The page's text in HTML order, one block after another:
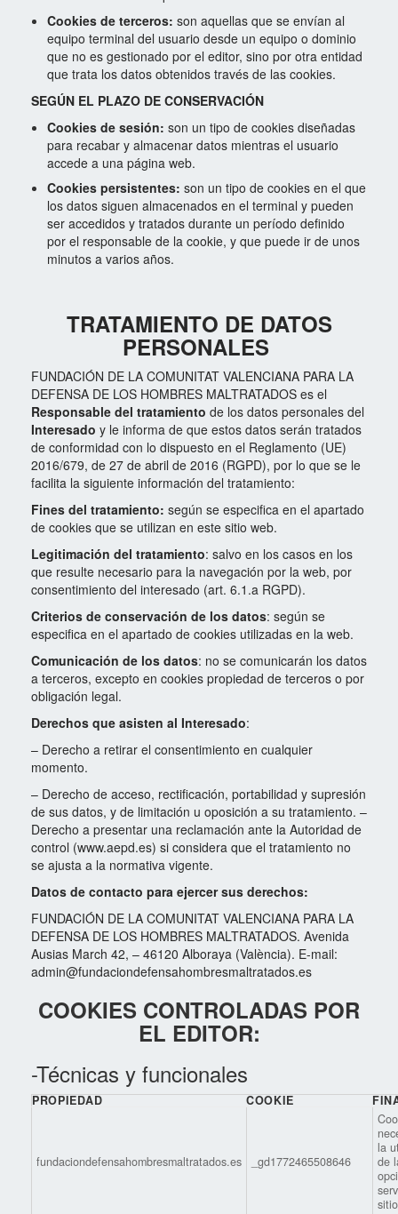
Cookies de terceros: son aquellas que se envían al
equipo terminal del usuario desde un equipo o dominio
que no es gestionado por el editor, sino por otra entidad
que trata los datos obtenidos través de las cookies.
SEGÚN EL PLAZO DE CONSERVACIÓN
Cookies de sesión: son un tipo de cookies diseñadas
para recabar y almacenar datos mientras el usuario
accedea una página web.
Cookies persistentes: son un tipo de cookies en el que
los datos siguen almacenados en el terminal y pueden
ser accedidos y tratados durante un período definido
por el responsable de la cookie, y que puede ir de unos
minutos a varios años.
TRATAMIENTO DE DATOS
PERSONALES
FUNDACIÓN DE LA COMUNITAT VALENCIANA PARA LA
DEFENSA DE LOS HOMBRES MALTRATADOS es el
Responsable del tratamiento de los datos personales del
Interesado y le informa de que estos datos serán tratados
de conformidad con lo dispuesto en el Reglamento (UE)
2016/679, de 27 de abril de 2016 (RGPD), por lo que se le
facilita la siguiente información del tratamiento:
Fines del tratamiento: según se especifica en el apartado
de cookies que se utilizan en este sitio web.
Legitimación del tratamiento: salvo en los casos en los
que resulte necesario para la navegación por la web, por
consentimiento del interesado (art. 6.1.a RGPD).
Criterios de conservación de los datos: según se
especifica en el apartado de cookies utilizadas en la web.
Comunicación de los datos: no se comunicarán los datos
a terceros, excepto en cookies propiedad de terceros o por
obligación legal.
Derechos que asisten al Interesado:
– Derecho a retirar el consentimiento en cualquier
momento.
– Derecho de acceso, rectificación, portabilidad y supresión
de sus datos, y de limitación u oposición a su tratamiento. –
Derecho a presentar una reclamación ante la Autoridad de
control (www.aepd.es) si considera que el tratamiento no
se ajusta a la normativa vigente.
Datos de contacto para ejercer sus derechos:
FUNDACIÓN DE LA COMUNITAT VALENCIANA PARA LA
DEFENSA DE LOS HOMBRES MALTRATADOS. Avenida
Ausias March 42, – 46120 Alboraya (València). E-mail:
admin@fundaciondefensahombresmaltratados.es
COOKIES CONTROLADAS POR
EL EDITOR:
-Técnicas y funcionales
PROPIEDAD COOKIE
fundaciondefensahombresmaltratados.es _gd1772465508646
la
de